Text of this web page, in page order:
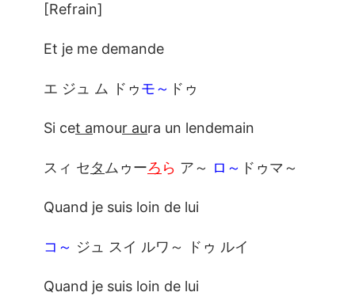
[Refrain]
Et je me demande
エ ジュ ム ドゥモ～ ドゥ
Si cet amour aura un lendemain
スィ セタムゥーろ ら ア～ ロ～ ドゥマ～
Quand je suis loin de lui
コ～ ジュ スイ ルワ～ ドゥ ルイ
Quand je suis loin de lui